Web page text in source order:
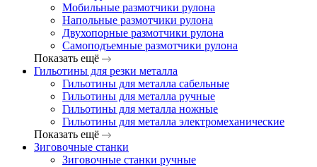
Мобильные размотчики рулона
Напольные размотчики рулона
Двухопорные размотчики рулона
Самоподъемные размотчики рулона
Показать ещё
Гильотины для резки металла
Гильотины для металла сабельные
Гильотины для металла ручные
Гильотины для металла ножные
Гильотины для металла электромеханические
Показать ещё
Зиговочные станки
Зиговочные станки ручные